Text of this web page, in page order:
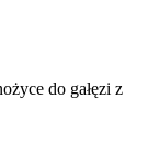
do gałęzi z